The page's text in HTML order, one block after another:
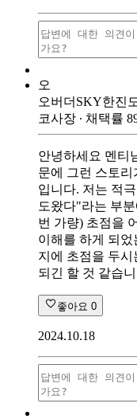
오
오버더SKY한진
코사장 ∙ 채택률
안녕하세요 멘티
문에 그런 스토
입니다. 저는 적
도왔다"라는 부
번 가량) 초점을
이해를 하게 되
지에 초점을 두시
되긴 할 것 같습
좋아요 0
2024.10.18